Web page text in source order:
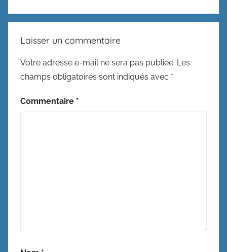
Laisser un commentaire
Votre adresse e-mail ne sera pas publiée. Les
champs obligatoires sont indiqués avec *
Commentaire *